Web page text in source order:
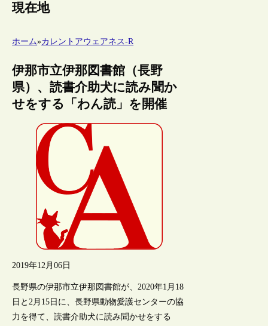
現在地
ホーム»カレントアウェアネス-R
伊那市立伊那図書館（長野
県）、読書介助犬に読み聞か
せをする「わん読」を開催
2019年12月06日
長野県の伊那市立伊那図書館が、2020年1月18
日と2月15日に、長野県動物愛護センターの協
力を得て、読書介助犬に読み聞かせをする